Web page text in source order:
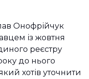
Онофрійчук
із жовтня
реєстру
до нього
хотів уточнити